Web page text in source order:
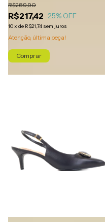
R$217,42
R$289,90
25% OFF
10x de R$21,74 sem juros
Atenção, última peça!
Comprar